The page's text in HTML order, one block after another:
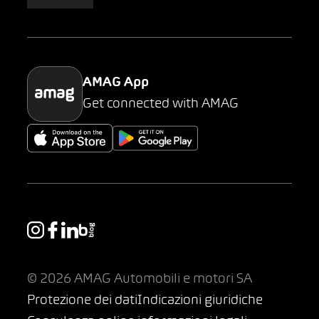
Parking
AMAG App
Get connected with AMAG
© 2026 AMAG Automobili e motori SA
Protezione dei datiIndicazioni giuridiche